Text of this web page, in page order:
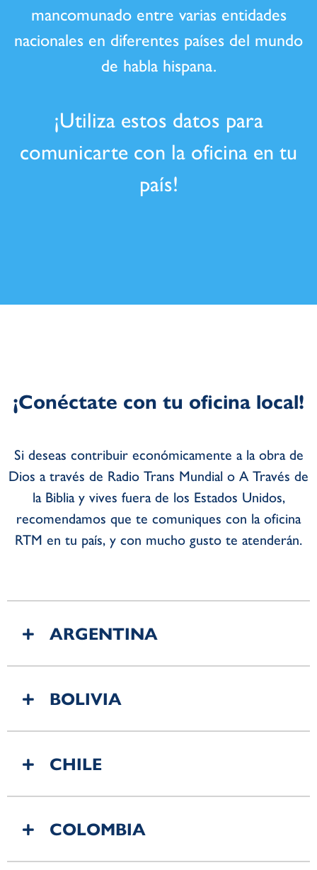
mancomunado entre varias entidades
nacionales en diferentes países del mundo
de habla hispana.
¡Utiliza estos datos para
comunicarte con la oficina en tu
país!
¡Conéctate con tu oficina local!
Si deseas contribuir económicamente a la obra de
Dios a través de Radio Trans Mundial o A Través de
la Biblia y vives fuera de los Estados Unidos,
recomendamos que te comuniques con la oficina
RTM en tu país, y con mucho gusto te atenderán.
ARGENTINA
BOLIVIA
CHILE
COLOMBIA